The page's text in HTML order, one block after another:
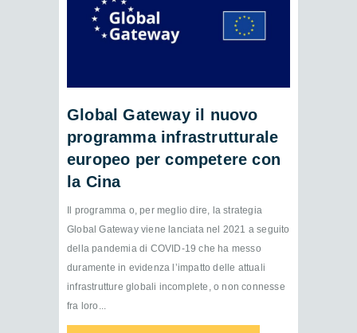
Global Gateway il nuovo
programma infrastrutturale
europeo per competere con
la Cina
Il programma o, per meglio dire, la strategia
Global Gateway viene lanciata nel 2021 a seguito
della pandemia di COVID-19 che ha messo
duramente in evidenza l’impatto delle attuali
infrastrutture globali incomplete, o non connesse
fra loro...